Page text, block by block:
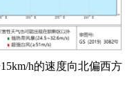
h的速度向北偏西方